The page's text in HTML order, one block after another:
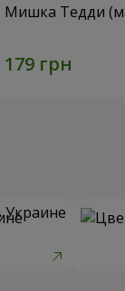
Мишка Тедди
Украине